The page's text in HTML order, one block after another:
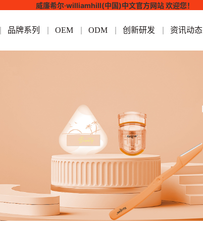
威廉希尔·williamhill(中国)中文官方网站 欢迎您！
品牌系列 OEM ODM 创新研发 资讯动态